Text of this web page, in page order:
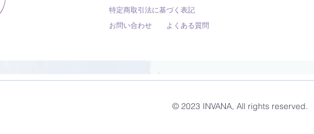
分】
特定商取引法に基づく表記
お問い合わせ
よくある質問
© 2023 INVANA, All rights reserved.